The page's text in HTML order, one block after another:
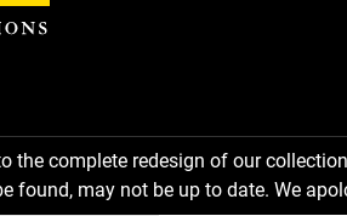
the complete redesign of our
found, may not be up to date. We
panel